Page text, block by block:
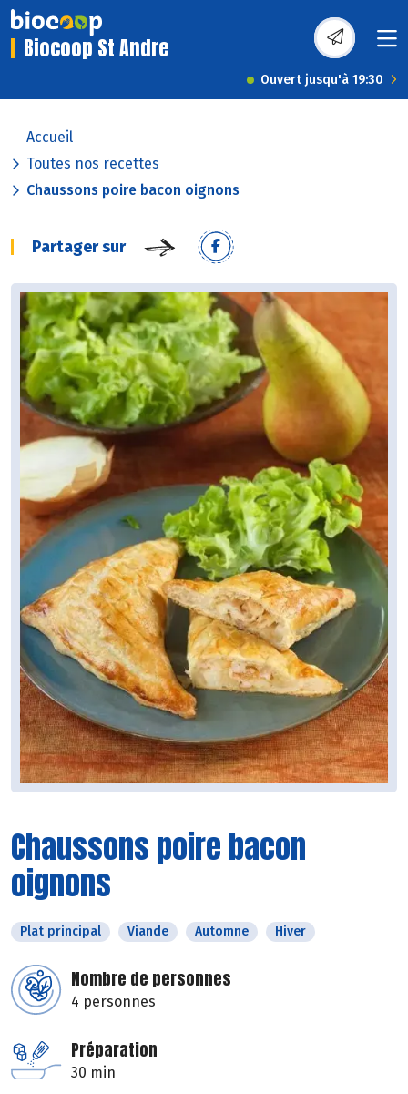
Biocoop St Andre
Ouvert jusqu'à 19:30
Accueil
Toutes nos recettes
Chaussons poire bacon oignons
Partager sur
Chaussons poire bacon
oignons
Plat principal Viande Automne Hiver
Nombre de personnes
4 personnes
Préparation
30 min